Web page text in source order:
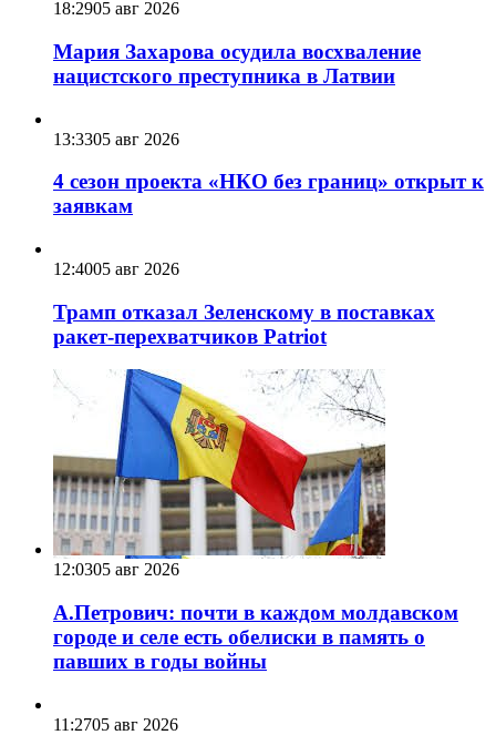
18:2905 авг 2026
Мария Захарова осудила восхваление
нацистского преступника в Латвии
13:3305 авг 2026
4 сезон проекта «НКО без границ» открыт к
заявкам
12:4005 авг 2026
Трамп отказал Зеленскому в поставках
ракет-перехватчиков Patriot
12:0305 авг 2026
А.Петрович: почти в каждом молдавском
городе и селе есть обелиски в память о
павших в годы войны
11:2705 авг 2026